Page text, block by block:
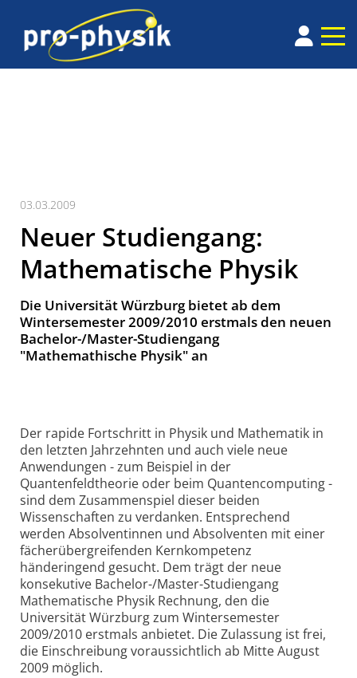
03.03.2009
Neuer Studiengang:
Mathematische Physik
Die Universität Würzburg bietet ab dem
Wintersemester 2009/2010 erstmals den neuen
Bachelor-/Master-Studiengang
"Mathemathische Physik" an
Der rapide Fortschritt in Physik und Mathematik in
den letzten Jahrzehnten und auch viele neue
Anwendungen - zum Beispiel in der
Quantenfeldtheorie oder beim Quantencomputing -
sind dem Zusammenspiel dieser beiden
Wissenschaften zu verdanken. Entsprechend
werden Absolventinnen und Absolventen mit einer
fächerübergreifenden Kernkompetenz
händeringend gesucht. Dem trägt der neue
konsekutive Bachelor-/Master-Studiengang
Mathematische Physik Rechnung, den die
Universität Würzburg zum Wintersemester
2009/2010 erstmals anbietet. Die Zulassung ist frei,
die Einschreibung voraussichtlich ab Mitte August
2009 möglich.